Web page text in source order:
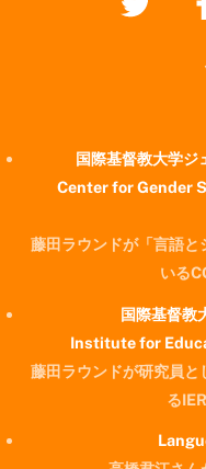
国際基督教大学ジ
Center for Gender
藤田ラウンドが「言語と
いる
国際基督教
Institute for
藤田ラウンドが研究員
る